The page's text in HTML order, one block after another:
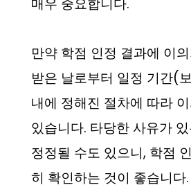
매우 중요합니다.
만약 학점 인정 결과에 이
받은 날로부터 일정 기간(
내에 정해진 절차에 따라
있습니다. 타당한 사유가
정정될 수도 있으니, 학점
히 확인하는 것이 좋습니다.